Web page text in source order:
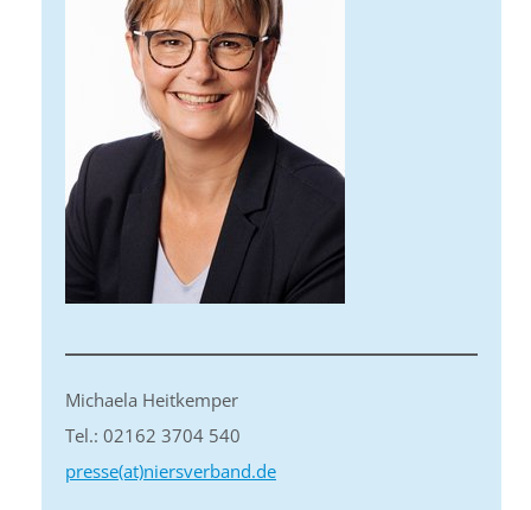
Michaela Heitkemper
Tel.: 02162 3704 540
presse(at)niersverband.de